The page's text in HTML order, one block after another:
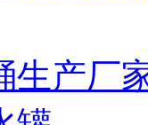
生产厂